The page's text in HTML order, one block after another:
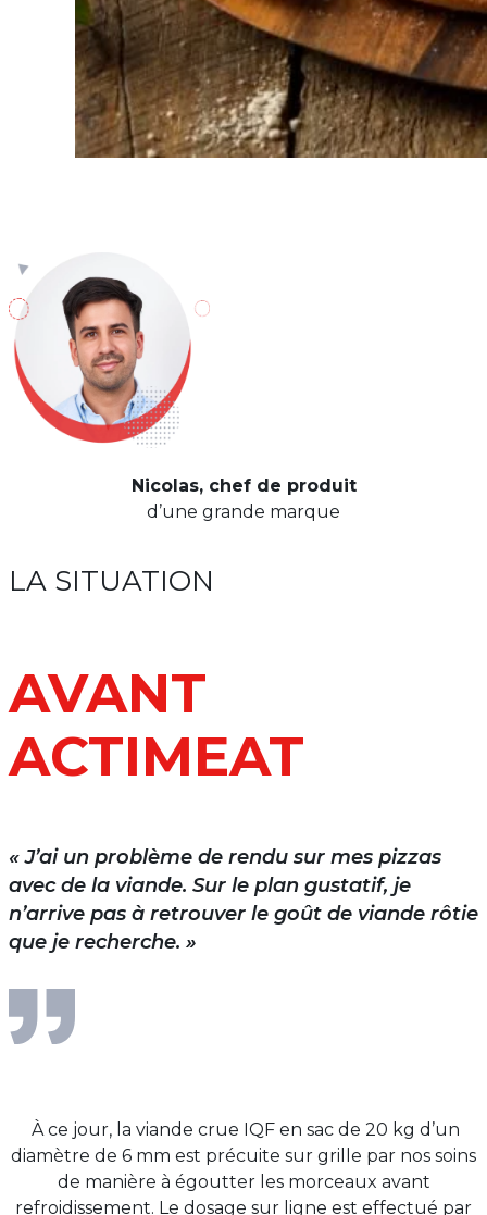
Nicolas, chef de produit
d’une grande marque
LA SITUATION
AVANT
ACTIMEAT
« J’ai un problème de rendu sur mes pizzas
avec de la viande. Sur le plan gustatif, je
n’arrive pas à retrouver le goût de viande rôtie
que je recherche. »
À ce jour, la viande crue IQF en sac de 20 kg d’un
diamètre de 6 mm est précuite sur grille par nos soins
de manière à égoutter les morceaux avant
refroidissement. Le dosage sur ligne est effectué par